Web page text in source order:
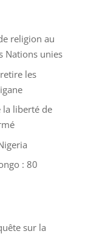
religion au
Nations unies
les
la liberté de
: 80
sur la